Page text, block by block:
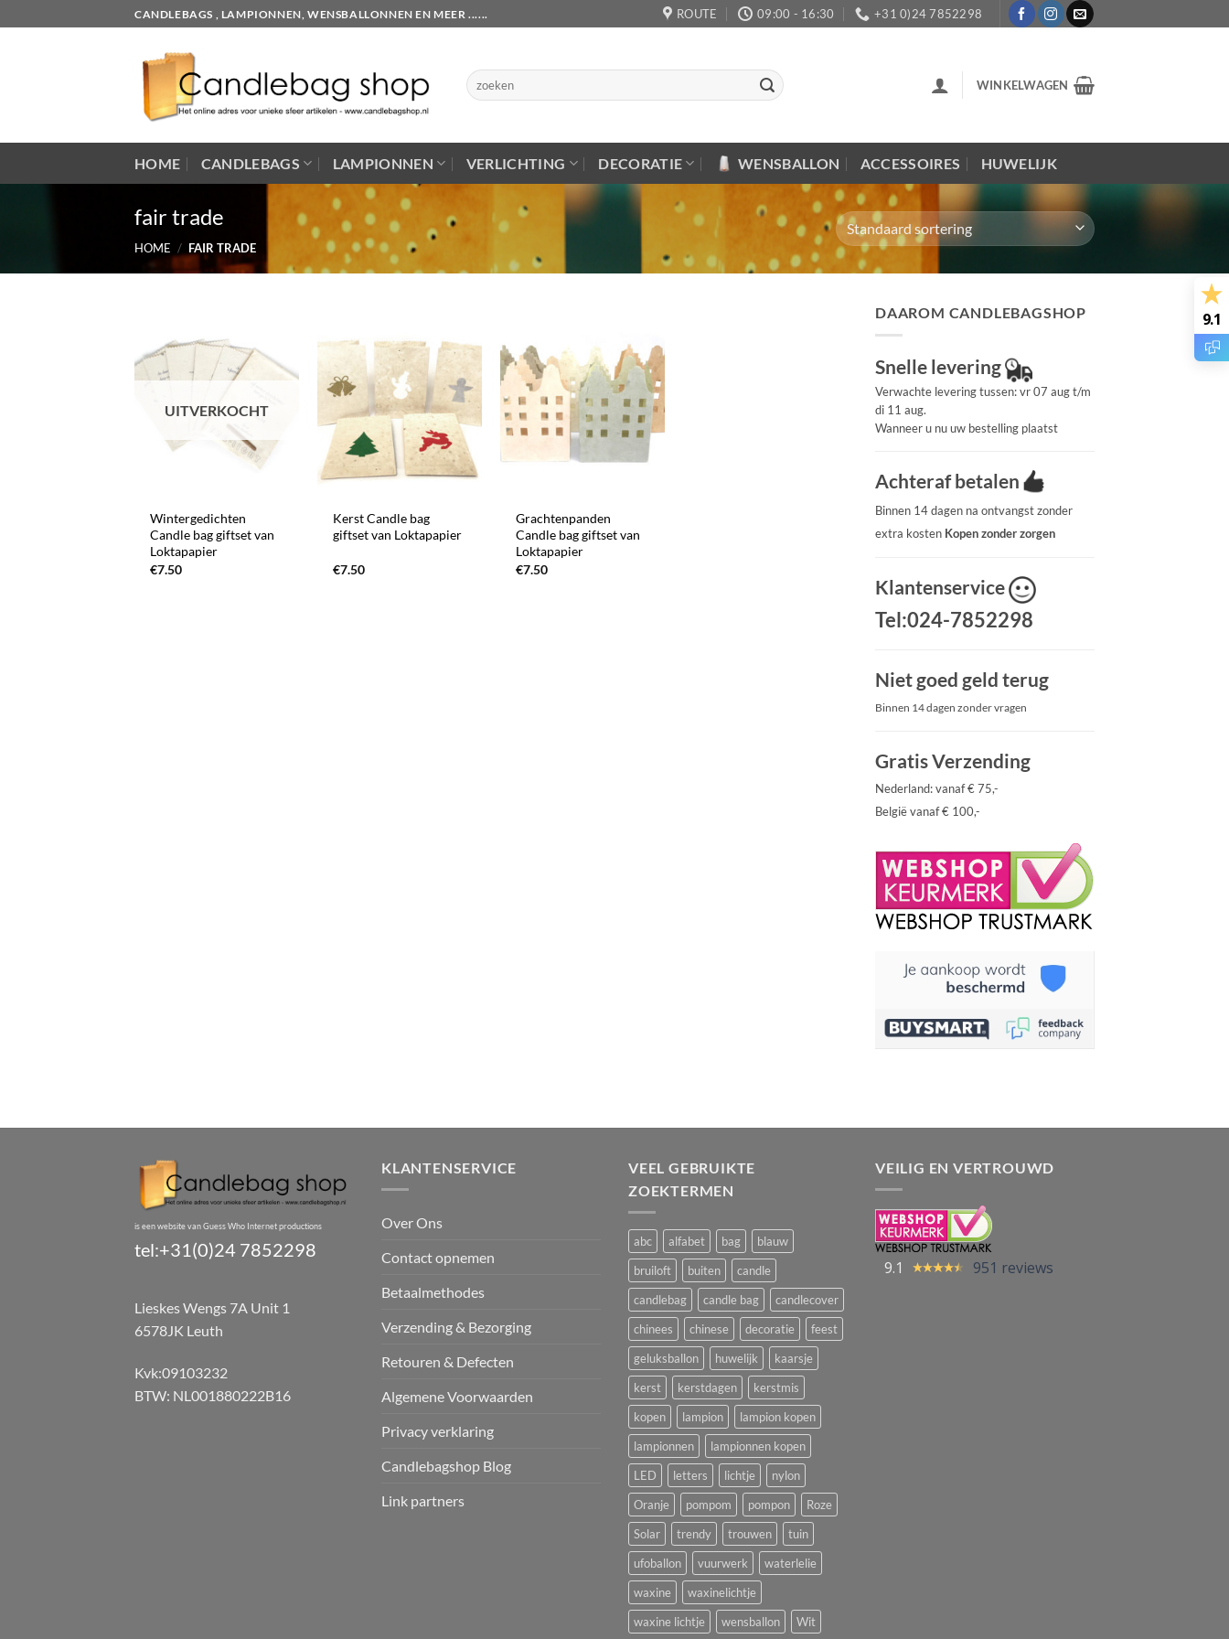
to
CANDLEBAGS , LAMPIONNEN, WENSBALLONNEN EN MEER ...... ROUTE 09:00 - 16:30 +31 0)24 7852298
Zoeken
naar:
WINKELWAGEN
HOME CANDLEBAGS LAMPIONNEN VERLICHTING DECORATIE WENSBALLON ACCESSOIRES HUWELIJK
fair trade
HOME / FAIR TRADE
UITVERKOCHT
Wintergedichten
Candle bag giftset van
Loktapapier
€7.50
+
Kerst Candle bag
giftset van Loktapapier
€7.50
Grachtenpanden
Candle bag giftset van
Loktapapier
€7.50
DAAROM CANDLEBAGSHOP
Snelle levering
Verwachte levering tussen: vr 07 aug t/m
di 11 aug.
Wanneer u nu uw bestelling plaatst
Achteraf betalen
Binnen 14 dagen na ontvangst zonder
extra kosten Kopen zonder zorgen
Klantenservice
Tel:024-7852298
Niet goed geld terug
Binnen 14 dagen zonder vragen
Gratis Verzending
Nederland: vanaf € 75,-
België vanaf € 100,-
is een website van Guess Who Internet productions
tel:+31(0)24 7852298
Lieskes Wengs 7A Unit 1
6578JK Leuth
Kvk:09103232
BTW: NL001880222B16
KLANTENSERVICE
Over Ons
Contact opnemen
Betaalmethodes
Verzending & Bezorging
Retouren & Defecten
Algemene Voorwaarden
Privacy verklaring
Candlebagshop Blog
Link partners
VEEL GEBRUIKTE
ZOEKTERMEN
abc alfabet bag
blauw
bruiloft
buiten
candle
candlebag
candle bag
candlecover
chinees
chinese decoratie
feest
geluksballon
huwelijk
kaarsje
kerst
kerstdagen
kerstmis
kopen
lampion
lampion kopen
lampionnen
lampionnen kopen
LED
letters lichtje
nylon
Oranje
pompom pompon
Roze
Solar
trendy trouwen
tuin
ufoballon
vuurwerk
waterlelie
waxine
waxinelichtje
waxine lichtje
wensballon Wit
VEILIG EN VERTROUWD
9.1 951 reviews
9.1